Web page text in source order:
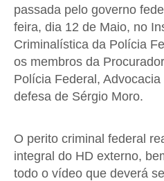
passada pelo governo
feira, dia 12 de Maio, no
Criminalística da Polícia
os membros da
Polícia Federal,
defesa de Sérgio Moro.
O perito criminal federal
integral do HD externo,
todo o vídeo que deverá